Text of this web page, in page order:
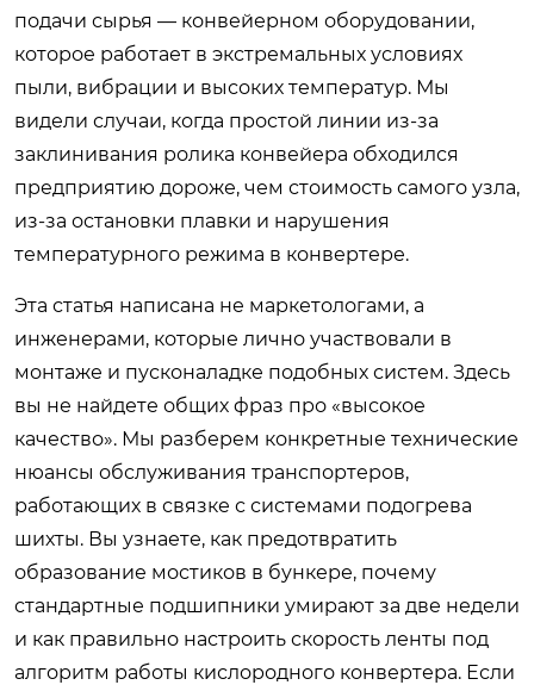
подачи сырья — конвейерном оборудовании,
которое работает в экстремальных условиях
пыли, вибрации и высоких температур. Мы
видели случаи, когда простой линии из-за
заклинивания ролика конвейера обходился
предприятию дороже, чем стоимость самого узла,
из-за остановки плавки и нарушения
температурного режима в конвертере.
Эта статья написана не маркетологами, а
инженерами, которые лично участвовали в
монтаже и пусконаладке подобных систем. Здесь
вы не найдете общих фраз про «высокое
качество». Мы разберем конкретные технические
нюансы обслуживания транспортеров,
работающих в связке с системами подогрева
шихты. Вы узнаете, как предотвратить
образование мостиков в бункере, почему
стандартные подшипники умирают за две недели
и как правильно настроить скорость ленты под
алгоритм работы кислородного конвертера. Если